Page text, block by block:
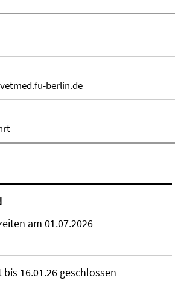
berlin.de
am 01.07.2026
16.01.26 geschlossen